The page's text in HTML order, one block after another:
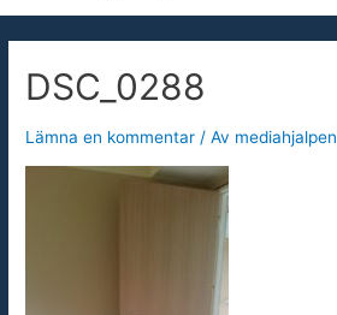
DSC_0288
Lämna en kommentar / Av mediahjalpen